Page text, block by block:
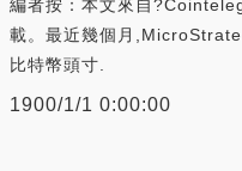
編者按：本文來自
載。最近幾個月
比特幣頭寸.
1900/1/1 0:00:00